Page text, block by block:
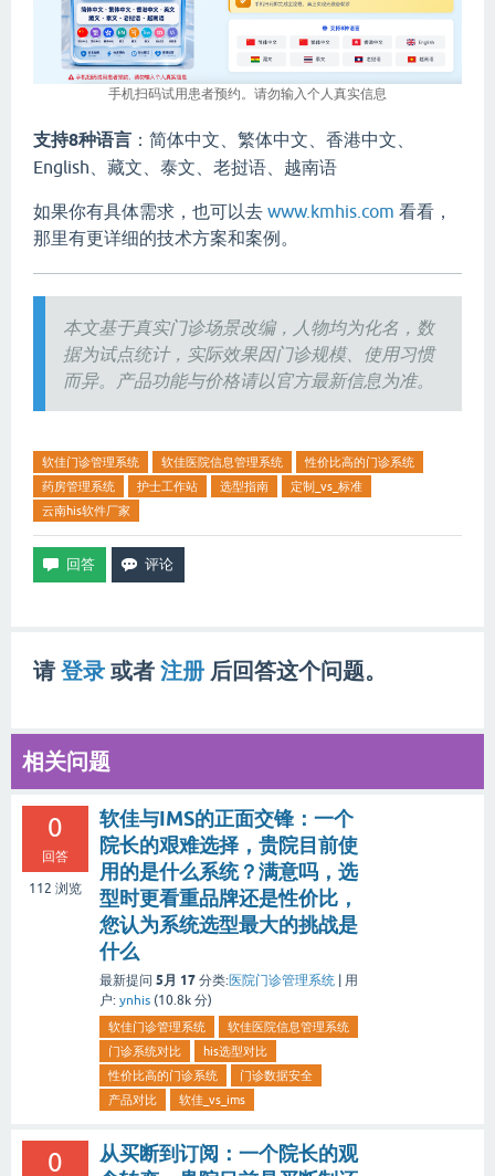
手机扫码试用患者预约。请勿输入个人真实信息
支持8种语言 ：简体中文、繁体中文、香港中文、
English、藏文、泰文、老挝语、越南语
如果你有具体需求，也可以去 www.kmhis.com 看看，
那里有更详细的技术方案和案例。
本文基于真实门诊场景改编，人物均为化名，数
据为试点统计，实际效果因门诊规模、使用习惯
而异。产品功能与价格请以官方最新信息为准。
软佳门诊管理系统 软佳医院信息管理系统
性价比高的门诊系统
药房管理系统
护士工作站 选型指南
定制_vs_标准
云南his软件厂家
请登录 或者 注册 后回答这个问题。
相关问题
0
回答
112 浏览
软佳与IMS的正面交锋：一个
院长的艰难选择，贵院目前使
用的是什么系统？满意吗，选
型时更看重品牌还是性价比，
您认为系统选型最大的挑战是
什么
最新提问 5月 17 分类:医院门诊管理系统 | 用
户: ynhis (10.8k 分)
软佳门诊管理系统
软佳医院信息管理系统
门诊系统对比
his选型对比
性价比高的门诊系统
门诊数据安全
产品对比
软佳_vs_ims
0
从买断到订阅：一个院长的观